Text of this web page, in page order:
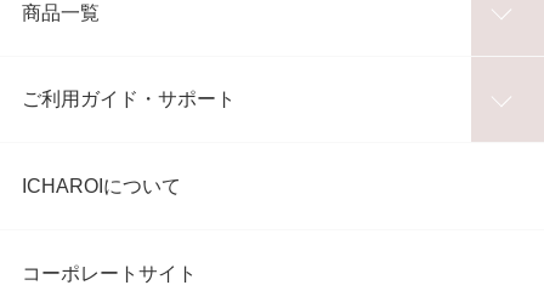
商品一覧
ご利用ガイド・サポート
ICHAROIについて
コーポレートサイト